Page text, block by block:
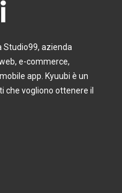
Studio99, azienda
e-commerce,
app. Kyuubi è un
vogliono ottenere il